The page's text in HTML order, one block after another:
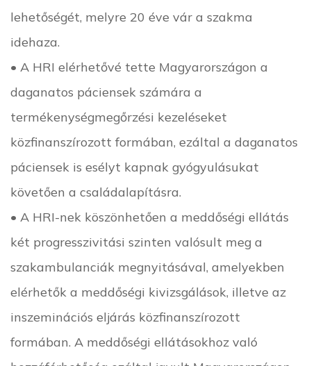
lehetőségét, melyre 20 éve vár a szakma
idehaza.
• A HRI elérhetővé tette Magyarországon a
daganatos páciensek számára a
termékenységmegőrzési kezeléseket
közfinanszírozott formában, ezáltal a daganatos
páciensek is esélyt kapnak gyógyulásukat
követően a családalapításra.
• A HRI-nek köszönhetően a meddőségi ellátás
két progresszivitási szinten valósult meg a
szakambulanciák megnyitásával, amelyekben
elérhetők a meddőségi kivizsgálások, illetve az
inszeminációs eljárás közfinanszírozott
formában. A meddőségi ellátásokhoz való